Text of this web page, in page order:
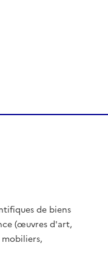
de biens
(œuvres d'art,